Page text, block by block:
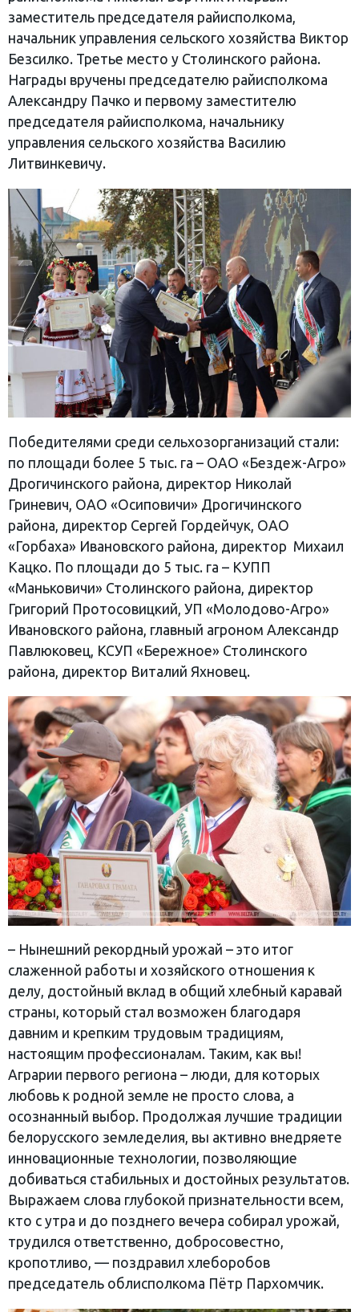
заместитель председателя райисполкома,
начальник управления сельского хозяйства Виктор
Безсилко. Третье место у Столинского района.
Награды вручены председателю райисполкома
Александру Пачко и первому заместителю
председателя райисполкома, начальнику
управления сельского хозяйства Василию
Литвинкевичу.
Победителями среди сельхозорганизаций стали:
по площади более 5 тыс. га – ОАО «Бездеж-Агро»
Дрогичинского района, директор Николай
Гриневич, ОАО «Осиповичи» Дрогичинского
района, директор Сергей Гордейчук, ОАО
«Горбаха» Ивановского района, директор Михаил
Кацко. По площади до 5 тыс. га – КУПП
«Маньковичи» Столинского района, директор
Григорий Протосовицкий, УП «Молодово-Агро»
Ивановского района, главный агроном Александр
Павлюковец, КСУП «Бережное» Столинского
района, директор Виталий Яхновец.
– Нынешний рекордный урожай – это итог
слаженной работы и хозяйского отношения к
делу, достойный вклад в общий хлебный каравай
страны, который стал возможен благодаря
давним и крепким трудовым традициям,
настоящим профессионалам. Таким, как вы!
Аграрии первого региона – люди, для которых
любовь к родной земле не просто слова, а
осознанный выбор. Продолжая лучшие традиции
белорусского земледелия, вы активно внедряете
инновационные технологии, позволяющие
добиваться стабильных и достойных результатов.
Выражаем слова глубокой признательности всем,
кто с утра и до позднего вечера собирал урожай,
трудился ответственно, добросовестно,
кропотливо, — поздравил хлеборобов
председатель облисполкома Пётр Пархомчик.